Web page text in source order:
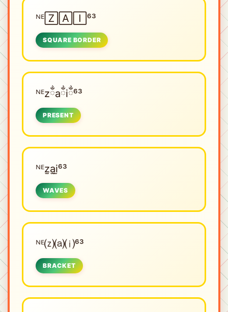
ᴺᴱㅤ🅉🄰🄸⁶³
SQUARE BORDER
ᴺᴱㅤzྂaྂiྂ⁶³
PRESENT
ᴺᴱㅤz̫a̫i̫⁶³
WAVES
ᴺᴱㅤ⒵⒜⒤⁶³
BRACKET